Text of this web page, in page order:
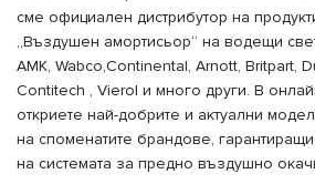
сме официален дистрибутор на
„Въздушен амортисьор“ на водещи
AMK, Wabco,Continental, Arnott, Britpart,
Contitech , Vierol и много други. В
откриете най-добрите и актуални
на споменатите брандове,
на системата за предно въздушно